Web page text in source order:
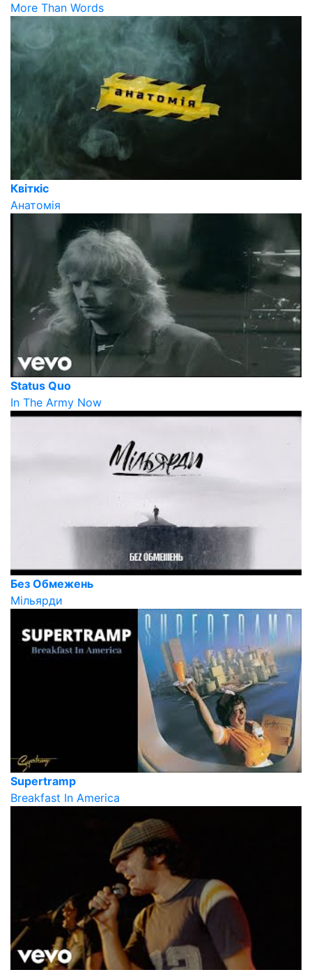
More Than Words
Квіткіс
Анатомія
Status Quo
In The Army Now
Без Обмежень
Мільярди
Supertramp
Breakfast In America